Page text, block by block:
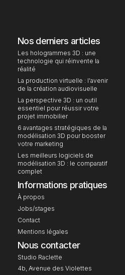
Nos derniers articles
Les hologrammes 3D : une
technologie qui réinvente la
réalité
La production virtuelle : l'avenir
de la création audiovisuelle
La perspective 3D : un outil
essentiel pour réussir votre
projet immobilier
6 avantages stratégiques de la
modélisation 3D pour booster
votre marketing
Les meilleurs logiciels de
modélisation 3D : le comparatif
complet
Informations pratiques
À propos
Jobs/stages
Contact
Mentions légales
Nous contacter
Studio Raclette
4b, Avenue des Violettes